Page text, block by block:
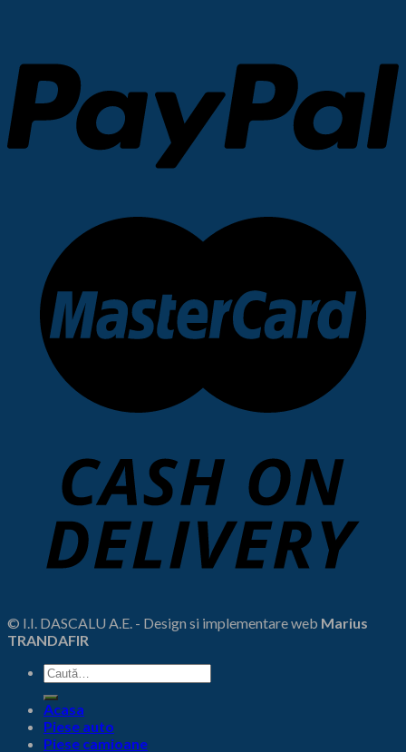
© I.I. DASCALU A.E. - Design si implementare web Marius
TRANDAFIR
Caută
Acasa
Piese auto
Piese camioane